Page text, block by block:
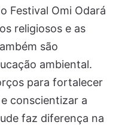
Festival Omi Odará
religiosos e as
são
ambiental.
para fortalecer
conscientizar a
faz diferença na